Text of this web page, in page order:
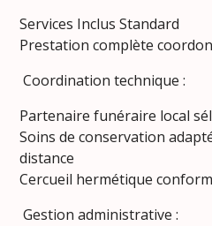
Services Inclus Standard
Prestation complète
Coordination technique :
Partenaire funéraire local
Soins de conservation
distance
Cercueil hermétique
Gestion administrative :